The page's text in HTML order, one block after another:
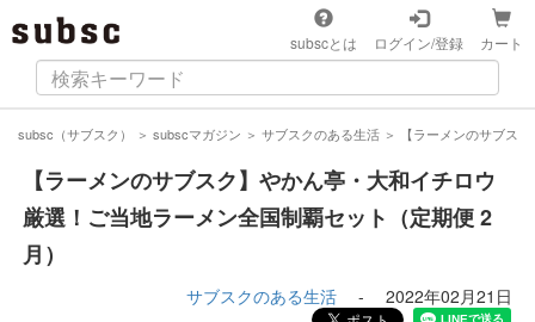
subscとは ログイン/登録 カート
subsc（サブスク） ＞ subscマガジン ＞ サブスクのある生活 ＞ 【ラーメンのサブス
【ラーメンのサブスク】やかん亭・大和イチロウ
厳選！ご当地ラーメン全国制覇セット（定期便 2
月）
サブスクのある生活 - 2022年02月21日